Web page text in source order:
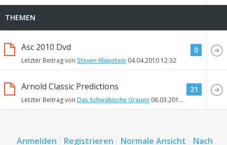
THEMEN
Asc 2010 Dvd
Letzter Beitrag von Steven Klippstein 04.04.2010 12:32
0
Arnold Classic Predictions
Letzter Beitrag von Das Schwäbische Grauen 06.03.2010
21
Anmelden Registrieren Normale Ansicht Nach